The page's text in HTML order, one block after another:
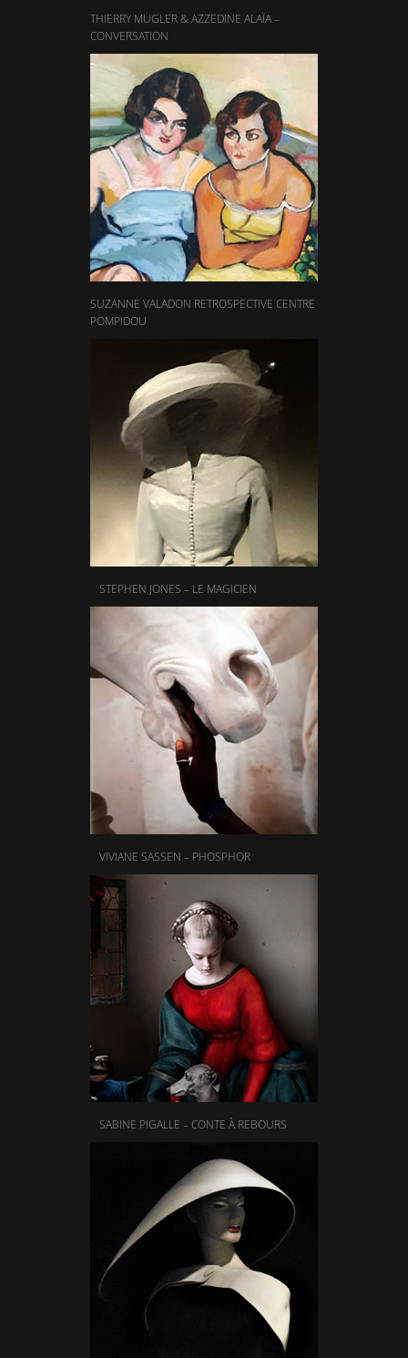
THIERRY MUGLER & AZZEDINE ALAÏA –
CONVERSATION
SUZANNE VALADON RETROSPECTIVE CENTRE
POMPIDOU
STEPHEN JONES – LE MAGICIEN
VIVIANE SASSEN – PHOSPHOR
SABINE PIGALLE – CONTE À REBOURS